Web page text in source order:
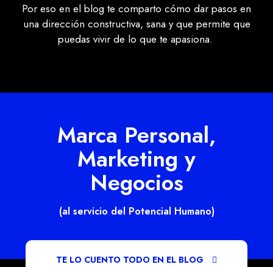
Por eso en el blog te comparto cómo dar pasos en
una dirección constructiva, sana y que permite que
puedas vivir de lo que te apasiona.
Marca Personal,
Marketing y
Negocios
(al servicio del Potencial Humano)
TE LO CUENTO TODO EN EL BLOG